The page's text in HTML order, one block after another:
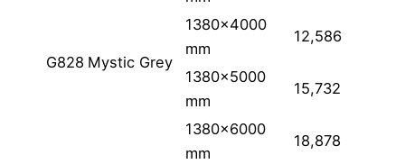
G828 Mystic Grey
1380×4000
mm
12,586
1380×5000
mm
15,732
1380×6000
mm
18,878